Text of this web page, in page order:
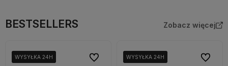
BESTSELLERS Zobacz więcej
WYSYŁKA 24H
WYSYŁKA 24H
WYSYŁKA 24H Do ulubionychWYSYŁKA 24H
WYSYŁKA 24H
WYSYŁKA 24H Do